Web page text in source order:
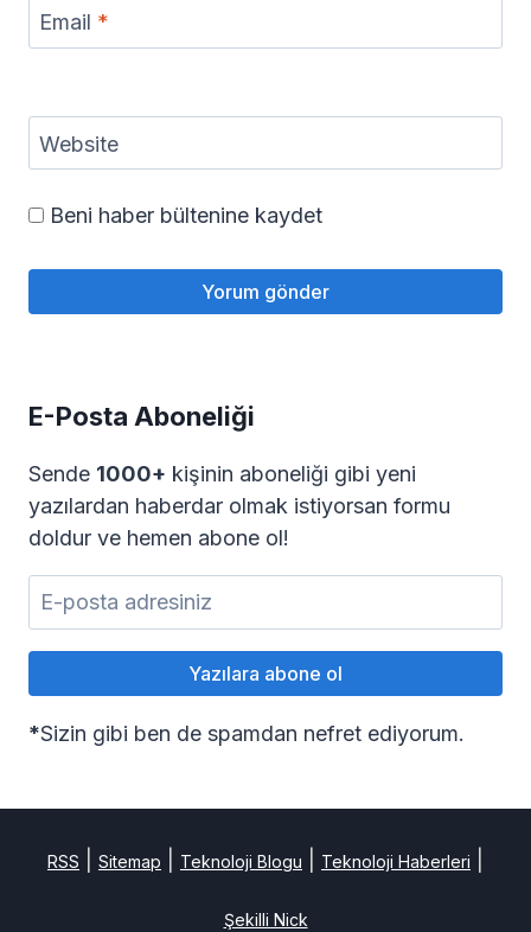
Email *
Website
Beni haber bültenine kaydet
E-Posta Aboneliği
Sende 1000+ kişinin aboneliği gibi yeni
yazılardan haberdar olmak istiyorsan formu
doldur ve hemen abone ol!
*Sizin gibi ben de spamdan nefret ediyorum.
RSS Sitemap Teknoloji Blogu Teknoloji Haberleri
Şekilli Nick